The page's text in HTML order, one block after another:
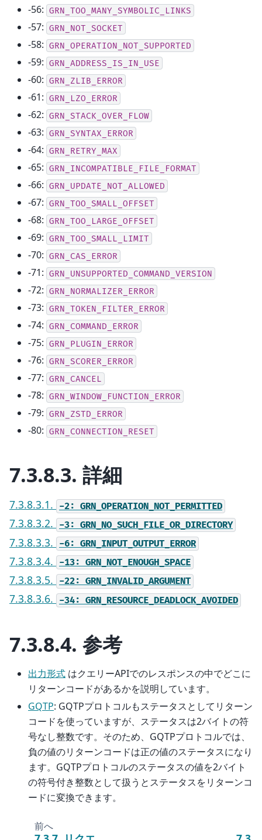
-56: GRN_TOO_MANY_SYMBOLIC_LINKS
-57: GRN_NOT_SOCKET
-58: GRN_OPERATION_NOT_SUPPORTED
-59: GRN_ADDRESS_IS_IN_USE
-60: GRN_ZLIB_ERROR
-61: GRN_LZO_ERROR
-62: GRN_STACK_OVER_FLOW
-63: GRN_SYNTAX_ERROR
-64: GRN_RETRY_MAX
-65: GRN_INCOMPATIBLE_FILE_FORMAT
-66: GRN_UPDATE_NOT_ALLOWED
-67: GRN_TOO_SMALL_OFFSET
-68: GRN_TOO_LARGE_OFFSET
-69: GRN_TOO_SMALL_LIMIT
-70: GRN_CAS_ERROR
-71: GRN_UNSUPPORTED_COMMAND_VERSION
-72: GRN_NORMALIZER_ERROR
-73: GRN_TOKEN_FILTER_ERROR
-74: GRN_COMMAND_ERROR
-75: GRN_PLUGIN_ERROR
-76: GRN_SCORER_ERROR
-77: GRN_CANCEL
-78: GRN_WINDOW_FUNCTION_ERROR
-79: GRN_ZSTD_ERROR
-80: GRN_CONNECTION_RESET
7.3.8.3. 詳細
7.3.8.3.1. -2: GRN_OPERATION_NOT_PERMITTED
7.3.8.3.2. -3: GRN_NO_SUCH_FILE_OR_DIRECTORY
7.3.8.3.3. -6: GRN_INPUT_OUTPUT_ERROR
7.3.8.3.4. -13: GRN_NOT_ENOUGH_SPACE
7.3.8.3.5. -22: GRN_INVALID_ARGUMENT
7.3.8.3.6. -34: GRN_RESOURCE_DEADLOCK_AVOIDED
7.3.8.4. 参考
出力形式 はクエリーAPIでのレスポンスの中でどこに
リターンコードがあるかを説明しています。
GQTP: GQTPプロトコルもステータスとしてリターン
コードを使っていますが、ステータスは2バイトの符
号なし整数です。そのため、GQTPプロトコルでは、
負の値のリターンコードは正の値のステータスになり
ます。GQTPプロトコルのステータスの値を2バイト
の符号付き整数として扱うとステータスをリターンコ
ードに変換できます。
前へ